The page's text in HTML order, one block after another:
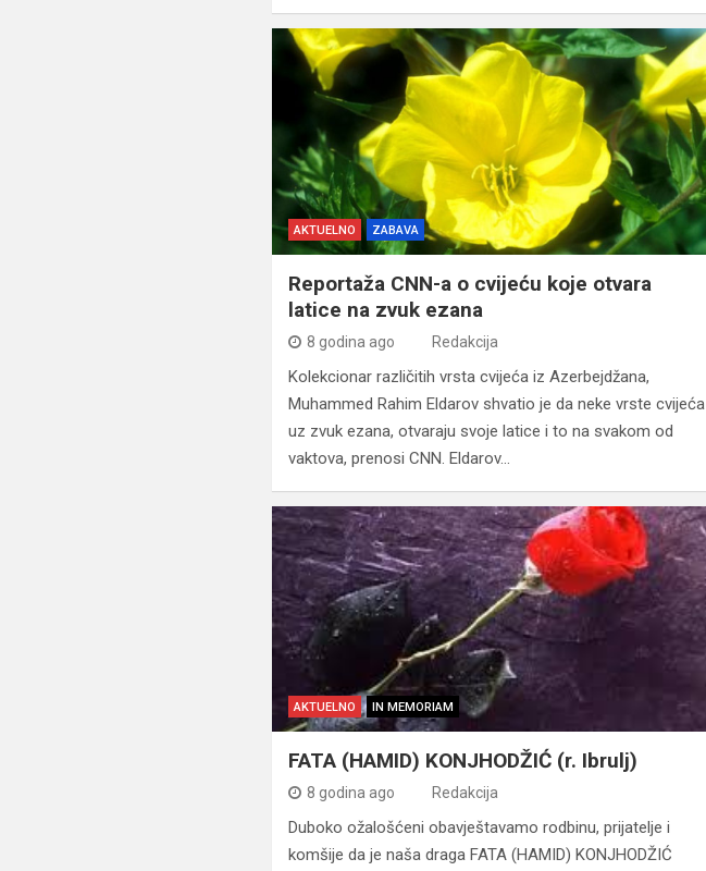
AKTUELNO ZABAVA
Reportaža CNN-a o cvijeću koje otvara
latice na zvuk ezana
8 godina ago Redakcija
Kolekcionar različitih vrsta cvijeća iz Azerbejdžana,
Muhammed Rahim Eldarov shvatio je da neke vrste cvijeća
uz zvuk ezana, otvaraju svoje latice i to na svakom od
vaktova, prenosi CNN. Eldarov…
AKTUELNO IN MEMORIAM
FATA (HAMID) KONJHODŽIĆ (r. Ibrulj)
8 godina ago Redakcija
Duboko ožalošćeni obavještavamo rodbinu, prijatelje i
komšije da je naša draga FATA (HAMID) KONJHODŽIĆ